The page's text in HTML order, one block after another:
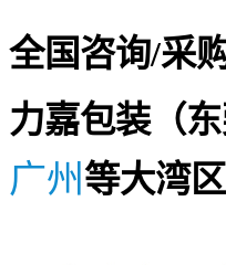
全国咨询/采
力嘉包装（
广州等大湾